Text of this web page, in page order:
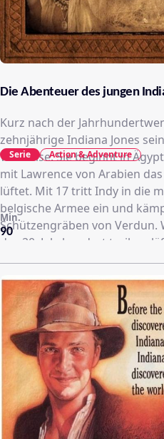
Die Abenteuer des jungen
Kurz nach der
zehnjährige Indiana Jones
Weltreise. Sie beginnt in
mit Lawrence von Arabien
lüftet. Mit 17 tritt Indy in die
belgische Armee ein und
Schützengräben von Verdun.
das 20. Jahrhundert treiben
berühmten Persönlichkeiten.
90
Min.
Serie Action & Adventure